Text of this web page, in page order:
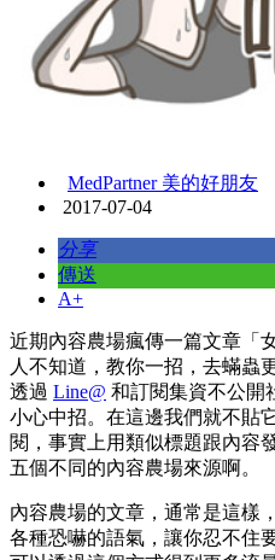
MedPartner 美的好朋友
2017-07-04
分享
傳送
A+
近期內容農場瘋傳一篇文章「
人不知道，教你一招，去蟎蟲
透過 Line@ 和訂閱集資不公開
小心中招。在這邊我們就不貼
閱，事實上用類似標題跟內容
五個不同的內容農場來源啊。
內容農場的文章，通常是這樣
各種恐嚇的語氣，讓你忍不住